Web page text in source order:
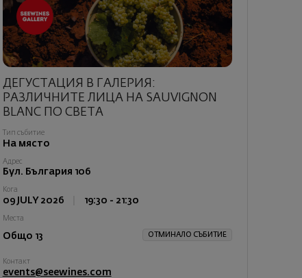
ДЕГУСТАЦИЯ В ГАЛЕРИЯ:
РАЗЛИЧНИТЕ ЛИЦА НА SAUVIGNON
BLANC ПО СВЕТА
Тип събитие
На място
Адрес
Бул. България 106
Кога
09 JULY 2026 19:30 - 21:30
Места
Общо 13 ОТМИНАЛО СЪБИТИЕ
Контакт
events@seewines.com